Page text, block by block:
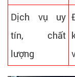
Dịch vụ uy
tín, chất
lượng